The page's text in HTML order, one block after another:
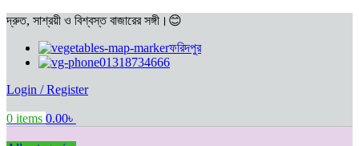
দ্রুত, সাশ্রয়ী ও বিশ্বস্ত বাজারের সঙ্গী।😊
ফরিদপুর
01318734666
Login / Register
0 items 0.00৳